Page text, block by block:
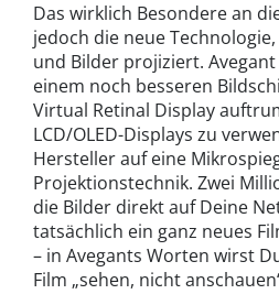
Das wirklich Besondere an
jedoch die neue
und Bilder projiziert.
einem noch besseren
Virtual Retinal Display
LCD/OLED-Displays zu
Hersteller auf eine
Projektionstechnik. Zwei
die Bilder direkt auf Deine
tatsächlich ein ganz neues
– in Avegants Worten wirst
Film „sehen, nicht